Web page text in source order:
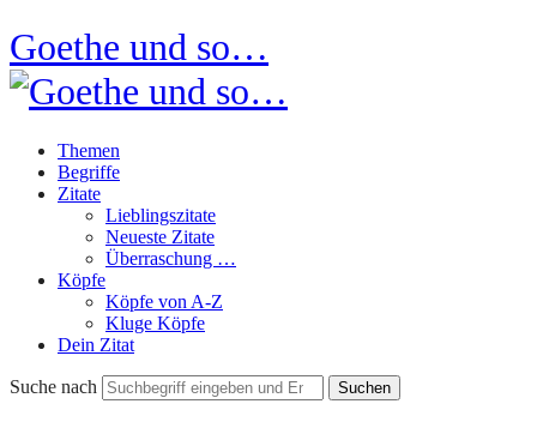
Goethe und so…
Themen
Begriffe
Zitate
Lieblingszitate
Neueste Zitate
Überraschung …
Köpfe
Köpfe von A-Z
Kluge Köpfe
Dein Zitat
Suche nach